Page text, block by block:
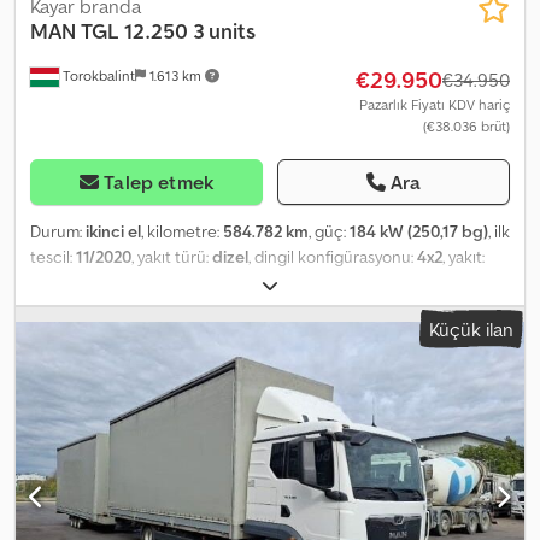
Torokbalint 1.613 km
Kayar branda
MAN TGL 12.250 3 units
€29.950€34.950
Pazarlık Fiyatı KDV hariç
(€38.036 brüt)
Talep etmek Ara
Durum: ikinci el, kilometre: 584.782 km, güç:184 kW (250,17 bg), ilk
tescil:11/2020 , yakıt türü:dizel , dingil konfigürasyonu:4x2 , yakıt:
yataklı kabin
emisyon sınıfı:Euro 6, Üretim yılı:2020, Donanım:ABS, AdBlue, EBS
(Elektronik Fren Sistemi), araç içi bilgisayar, elektronik denge
programı (ESP), hız sabitleyici, is filtrasyon filtresi, klima, merkezi
kilitleme, = Additional Options and Equipment = - Air suspension -
Particulate filter - Sleeper cab - Toolbox = Notes = 3 units in
stock: MAN TGL 12.250 2020 11/2020 Truck white
WMAN14ZZ7MY418917 584,782 km Dkedpfxeyizumo Acker MAN
TGL 12.250 2020 11/2020 Truck white WMAN14ZZ6MY418987
599,208 km MAN TGL 12.250 2020 11/2020 Truck white
WMAN14ZZ3MY418901 638,067 km = Further Information = Front
Küçük ilan